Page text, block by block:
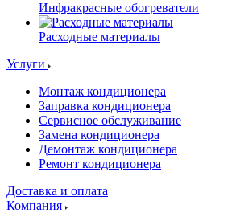
Инфракрасные обогреватели
Расходные материалы
Услуги
Монтаж кондиционера
Заправка кондиционера
Сервисное обслуживание
Замена кондиционера
Демонтаж кондиционера
Ремонт кондиционера
Доставка и оплата
Компания